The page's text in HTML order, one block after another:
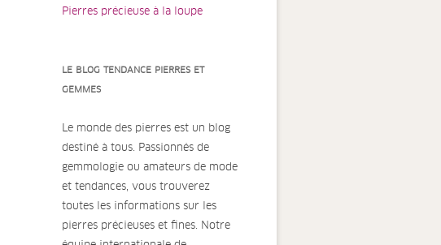
Pierres précieuse à la loupe
LE BLOG TENDANCE PIERRES ET
GEMMES
Le monde des pierres est un blog
destiné à tous. Passionnés de
gemmologie ou amateurs de mode
et tendances, vous trouverez
toutes les informations sur les
pierres précieuses et fines. Notre